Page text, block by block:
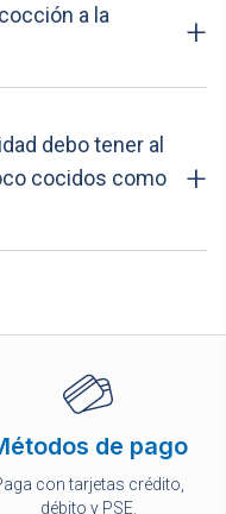
a la
+
debo tener al
cocidos como
+
de pago
con tarjetas crédito,
débito y PSE.